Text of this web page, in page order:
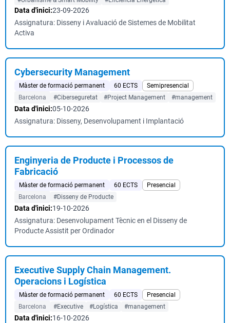
Data d'inici:23-09-2026
Assignatura: Disseny i Avaluació de Sistemes de Mobilitat
Activa
Cybersecurity Management
Màster de formació permanent 60 ECTS
Semipresencial
Barcelona
#Ciberseguretat #Project Management #management
Data d'inici:05-10-2026
Assignatura: Disseny, Desenvolupament i Implantació
Enginyeria de Producte i Processos de
Fabricació
Màster de formació permanent 60 ECTS
Presencial
Barcelona
#Disseny de Producte
Data d'inici:19-10-2026
Assignatura: Desenvolupament Tècnic en el Disseny de
Producte Assistit per Ordinador
Executive Supply Chain Management.
Operacions i Logística
Màster de formació permanent 60 ECTS
Presencial
Barcelona
#Executive #Logística #management
Data d'inici:16-10-2026